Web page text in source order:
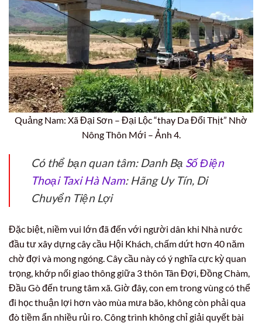
Quảng Nam: Xã Đại Sơn – Đại Lộc “thay Da Đổi Thịt” Nhờ
Nông Thôn Mới – Ảnh 4.
Có thể bạn quan tâm: Danh Bạ Số Điện
Thoại Taxi Hà Nam: Hãng Uy Tín, Di
Chuyển Tiện Lợi
Đặc biệt, niềm vui lớn đã đến với người dân khi Nhà nước
đầu tư xây dựng cây cầu Hội Khách, chấm dứt hơn 40 năm
chờ đợi và mong ngóng. Cây cầu này có ý nghĩa cực kỳ quan
trọng, khớp nối giao thông giữa 3 thôn Tân Đợi, Đồng Chàm,
Đầu Gò đến trung tâm xã. Giờ đây, con em trong vùng có thể
đi học thuận lợi hơn vào mùa mưa bão, không còn phải qua
đò tiềm ẩn nhiều rủi ro. Công trình không chỉ giải quyết bài